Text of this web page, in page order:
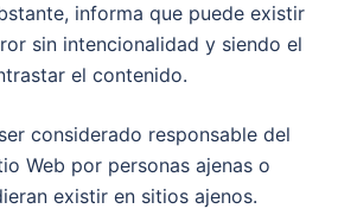
informa que puede existir
sin intencionalidad y siendo el
el contenido.
considerado responsable del
Web por personas ajenas o
existir en sitios ajenos.